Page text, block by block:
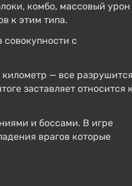
комбо, массовый урон
к этим типа.
с
— все
заставляет относится
и боссами. В игре
врагов которые